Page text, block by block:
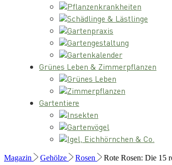
Pflanzenkrankheiten
Schädlinge & Lästlinge
Gartenpraxis
Gartengestaltung
Gartenkalender
Grünes Leben & Zimmerpflanzen
Grünes Leben
Zimmerpflanzen
Gartentiere
Insekten
Gartenvögel
Igel, Eichhörnchen & Co.
Magazin Gehölze Rosen Rote Rosen: Die 15